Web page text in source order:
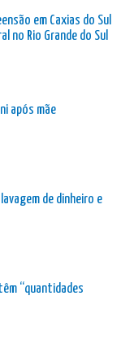
em Caxias do Sul
no Rio Grande do Sul
após mãe
de dinheiro e
“quantidades